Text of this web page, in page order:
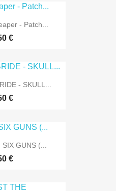
- Patch...
€
- SKULL...
€
GUNS (...
€